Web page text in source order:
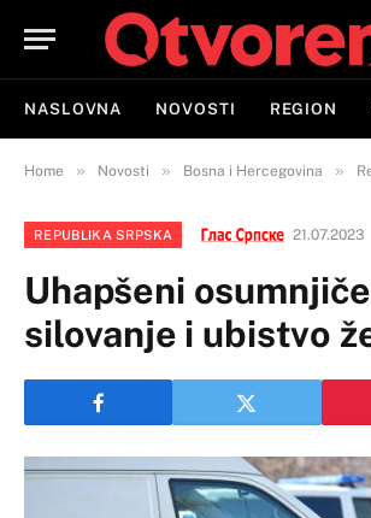
NASLOVNA NOVOSTI REGION
Home » Novosti » Bosna i Hercegovina »
REPUBLIKA SRPSKA 21.07.2023
Uhapšeni
silovanje i ubistvo